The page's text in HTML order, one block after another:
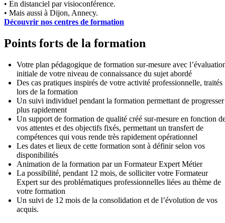
• En distanciel par visioconférence.
• Mais aussi à Dijon, Annecy.
Découvrir nos centres de formation
Points forts de la formation
Votre plan pédagogique de formation sur-mesure avec
initiale de votre niveau de connaissance du sujet abordé
Des cas pratiques inspirés de votre activité professionnelle, traités
lors de la formation
Un suivi individuel pendant la formation permettant de progresser
plus rapidement
Un support de formation de qualité créé sur-mesure en fonction
vos attentes et des objectifs fixés, permettant un transfert de
compétences qui vous rende très rapidement opérationnel
Les dates et lieux de cette formation sont à définir selon vos
disponibilités
Animation de la formation par un Formateur Expert Métier
La possibilité, pendant 12 mois, de solliciter votre Formateur
Expert sur des problématiques professionnelles liées au thème de
votre formation
Un suivi de 12 mois de la consolidation et de l’évolution de vos
acquis.